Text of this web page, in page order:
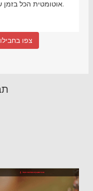
אוטומטית הכל בזמן שאתם עובדים וכלום לא הולך לאיבוד.
צפו